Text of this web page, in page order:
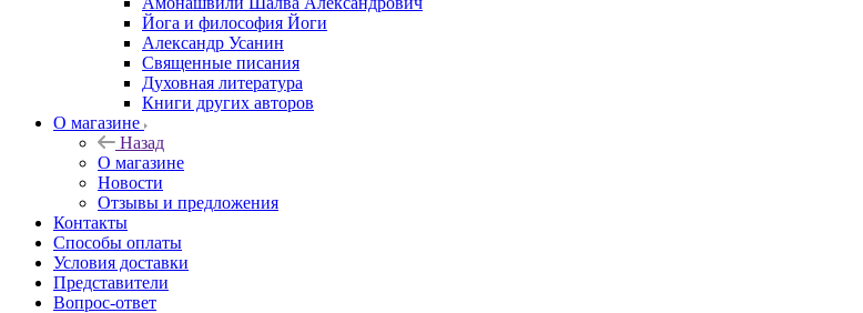
Йога и философия Йоги
Александр Усанин
Священные писания
Духовная литература
Книги других авторов
О магазине
Назад
О магазине
Новости
Отзывы и предложения
Контакты
Способы оплаты
Условия доставки
Представители
Вопрос-ответ